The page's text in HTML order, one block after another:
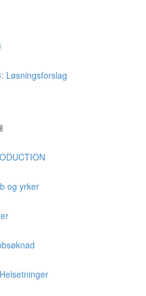
Løsningsforslag
og yrker